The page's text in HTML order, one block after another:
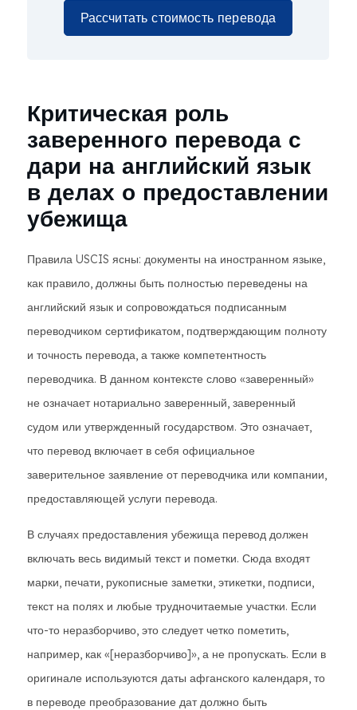
Рассчитать стоимость перевода
Критическая роль
заверенного перевода с
дари на английский язык
в делах о предоставлении
убежища
Правила USCIS ясны: документы на иностранном языке,
как правило, должны быть полностью переведены на
английский язык и сопровождаться подписанным
переводчиком сертификатом, подтверждающим полноту
и точность перевода, а также компетентность
переводчика. В данном контексте слово «заверенный»
не означает нотариально заверенный, заверенный
судом или утвержденный государством. Это означает,
что перевод включает в себя официальное
заверительное заявление от переводчика или компании,
предоставляющей услуги перевода.
В случаях предоставления убежища перевод должен
включать весь видимый текст и пометки. Сюда входят
марки, печати, рукописные заметки, этикетки, подписи,
текст на полях и любые трудночитаемые участки. Если
что-то неразборчиво, это следует четко пометить,
например, как «[неразборчиво]», а не пропускать. Если в
оригинале используются даты афганского календаря, то
в переводе преобразование дат должно быть